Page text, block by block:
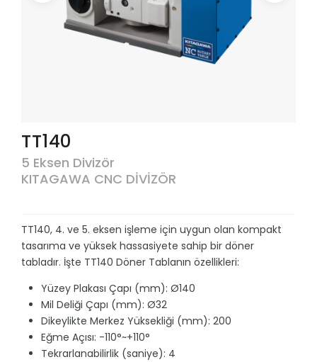
TT140
5 Eksen Divizör
KITAGAWA CNC DİVİZÖR
TT140, 4. ve 5. eksen işleme için uygun olan kompakt
tasarıma ve yüksek hassasiyete sahip bir döner
tabladır. İşte TT140 Döner Tablanın özellikleri:
Yüzey Plakası Çapı (mm): Ø140
Mil Deliği Çapı (mm): Ø32
Dikeylikte Merkez Yüksekliği (mm): 200
Eğme Açısı: -110°~+110°
Tekrarlanabilirlik (saniye): 4